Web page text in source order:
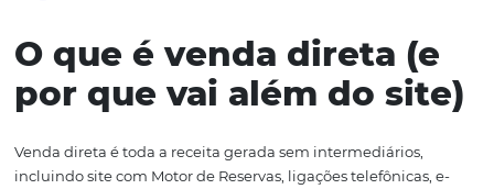
Reservas e uma política de Precificação coerente entre
CTA: Descubra como potencializar suas vendas